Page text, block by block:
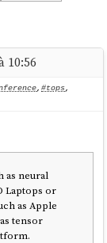
10:56
, #tops,
as neural
Laptops or
as Apple
tensor